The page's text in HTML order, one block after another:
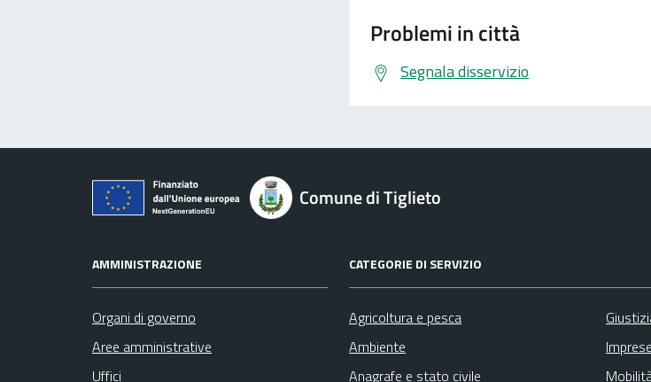
Problemi in città
Segnala disservizio
Comune di Tiglieto
AMMINISTRAZIONE
Organi di governo
Aree amministrative
Uffici
CATEGORIE DI SERVIZIO
Agricoltura e pesca
Ambiente
Anagrafe e stato civile